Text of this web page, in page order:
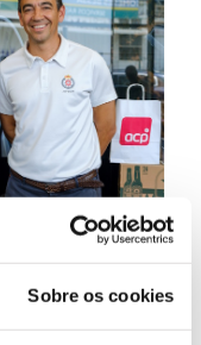
Sobre os cookies
Marinha